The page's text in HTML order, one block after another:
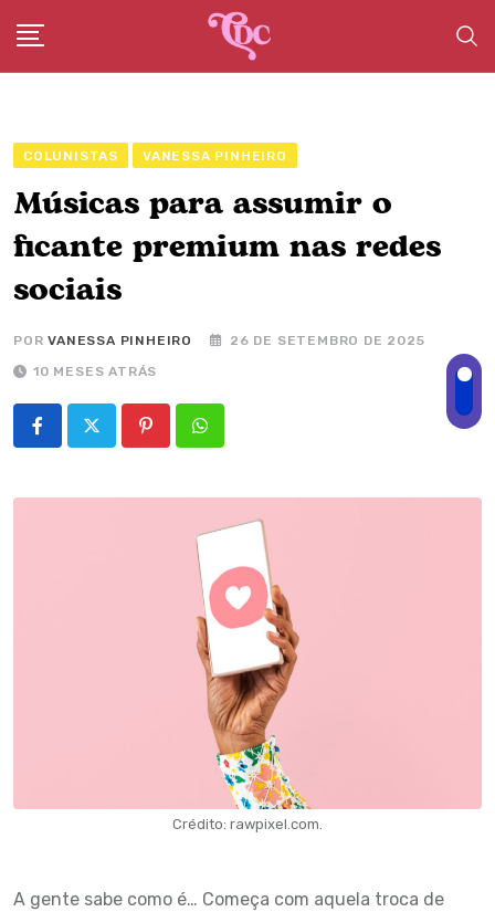
content
COLUNISTAS VANESSA PINHEIRO
Músicas para assumir o
ficante premium nas redes
sociais
PORVANESSA PINHEIRO
26 DE SETEMBRO DE 2025
10 MESES ATRÁS
PinterestWhatsapp
Crédito: rawpixel.com.
A gente sabe como é… Começa com aquela troca de